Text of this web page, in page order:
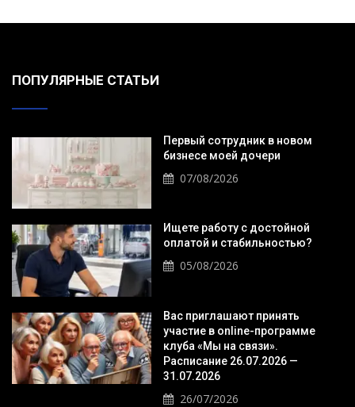
ПОПУЛЯРНЫЕ СТАТЬИ
Первый сотрудник в новом
бизнесе моей дочери
07/08/2026
Ищете работу с достойной
оплатой и стабильностью?
05/08/2026
Вас приглашают принять
участие в online-программе
клуба «Мы на связи».
Расписание 26.07.2026 —
31.07.2026
26/07/2026